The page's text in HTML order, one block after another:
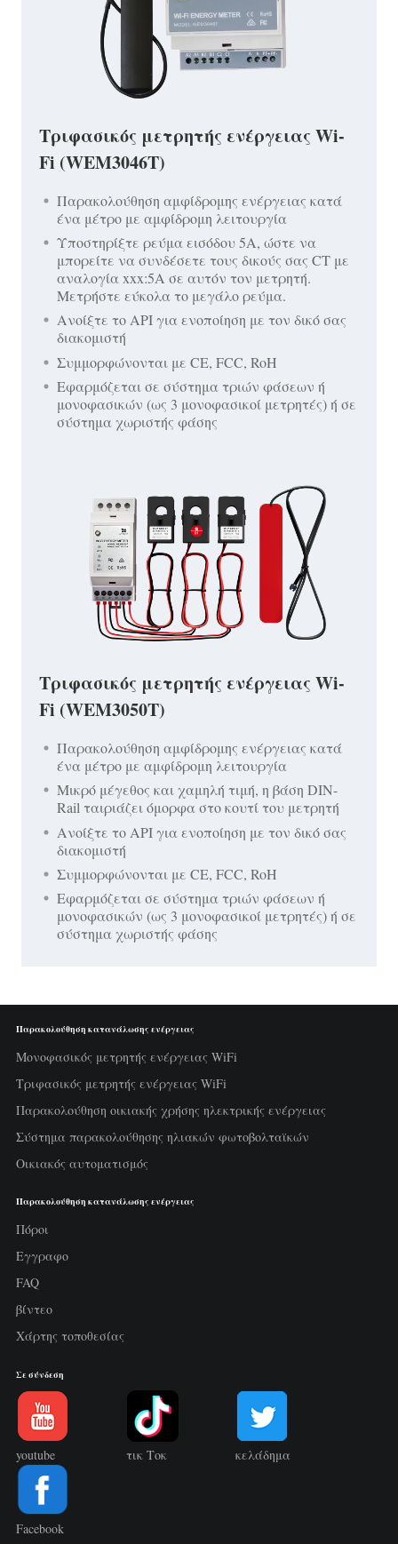
Τριφασικός μετρητής ενέργειας Wi-
Fi (WEM3046T)
Παρακολούθηση αμφίδρομης ενέργειας κατά
ένα μέτρο με αμφίδρομη λειτουργία
Υποστηρίξτε ρεύμα εισόδου 5A, ώστε να
μπορείτε να συνδέσετε τους δικούς σας CT με
αναλογία xxx:5A σε αυτόν τον μετρητή.
Μετρήστε εύκολα το μεγάλο ρεύμα.
Ανοίξτε το API για ενοποίηση με τον δικό σας
διακομιστή
Συμμορφώνονται με CE, FCC, RoH
Εφαρμόζεται σε σύστημα τριών φάσεων ή
μονοφασικών (ως 3 μονοφασικοί μετρητές) ή σε
σύστημα χωριστής φάσης
Τριφασικός μετρητής ενέργειας Wi-
Fi (WEM3050T)
Παρακολούθηση αμφίδρομης ενέργειας κατά
ένα μέτρο με αμφίδρομη λειτουργία
Μικρό μέγεθος και χαμηλή τιμή, η βάση DIN-
Rail ταιριάζει όμορφα στο κουτί του μετρητή
Ανοίξτε το API για ενοποίηση με τον δικό σας
διακομιστή
Συμμορφώνονται με CE, FCC, RoH
Εφαρμόζεται σε σύστημα τριών φάσεων ή
μονοφασικών (ως 3 μονοφασικοί μετρητές) ή σε
σύστημα χωριστής φάσης
Παρακολούθηση κατανάλωσης ενέργειας
Μονοφασικός μετρητής ενέργειας WiFi
Τριφασικός μετρητής ενέργειας WiFi
Παρακολούθηση οικιακής χρήσης ηλεκτρικής ενέργειας
Σύστημα παρακολούθησης ηλιακών φωτοβολταϊκών
Οικιακός αυτοματισμός
Παρακολούθηση κατανάλωσης ενέργειας
Πόροι
Εγγραφο
FAQ
βίντεο
Χάρτης τοποθεσίας
Σε σύνδεση
youtube τικ Τοκ κελάδημα
Facebook